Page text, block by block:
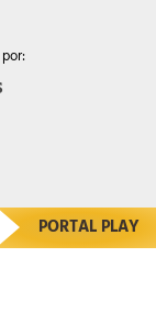
PORTAL PLAY